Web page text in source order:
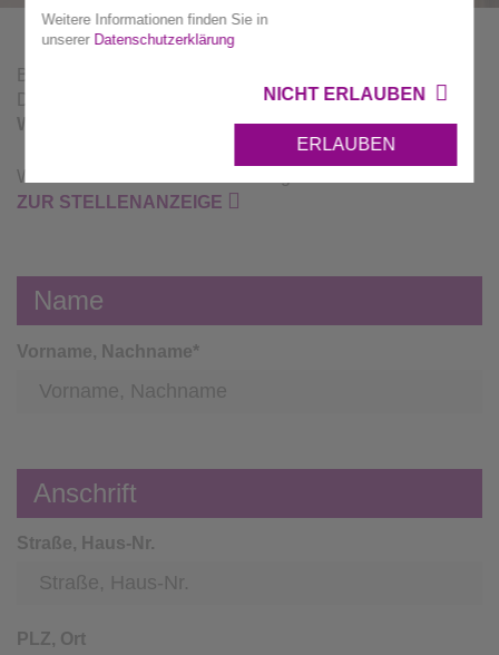
Weitere Informationen finden Sie in
unserer Datenschutzerklärung
NICHT ERLAUBEN
ERLAUBEN
Bewerben Sie sich hier schnell und unkompliziert für das
Duale Studium
Technical Management -
Wertstoffmanagment und Recycling (B.A.).
Wir freuen uns auf Ihre Bewerbung.
ZUR STELLENANZEIGE
Name
Vorname, Nachname*
Anschrift
Straße, Haus-Nr.
PLZ, Ort